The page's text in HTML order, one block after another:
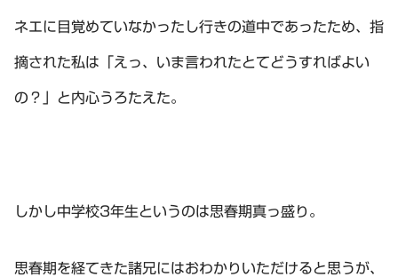
ネエに目覚めていなかったし行きの道中であったため、指
摘された私は「えっ、いま言われたとてどうすればよい
の？」と内心うろたえた。
しかし中学校3年生というのは思春期真っ盛り。
思春期を経てきた諸兄にはおわかりいただけると思うが、